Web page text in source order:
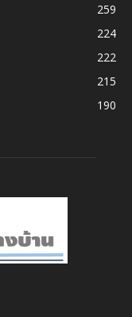
259
224
222
215
190